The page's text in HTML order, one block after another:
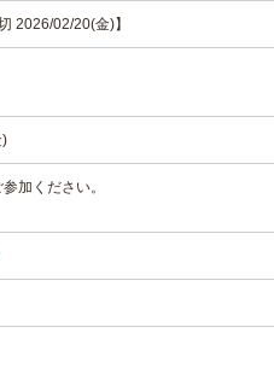
2026/02/20(金)】
加ください。